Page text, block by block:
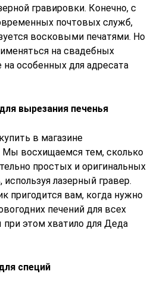
гравировки. Конечно, с
почтовых служб,
восковыми печатями. Но
на свадебных
на особенных для адресата
вырезания печенья
в магазине
Мы восхищаемся тем, сколько
простых и оригинальных
лазерный гравер.
пригодится вам, когда нужно
печений для всех
этом хватило для Деда
специй